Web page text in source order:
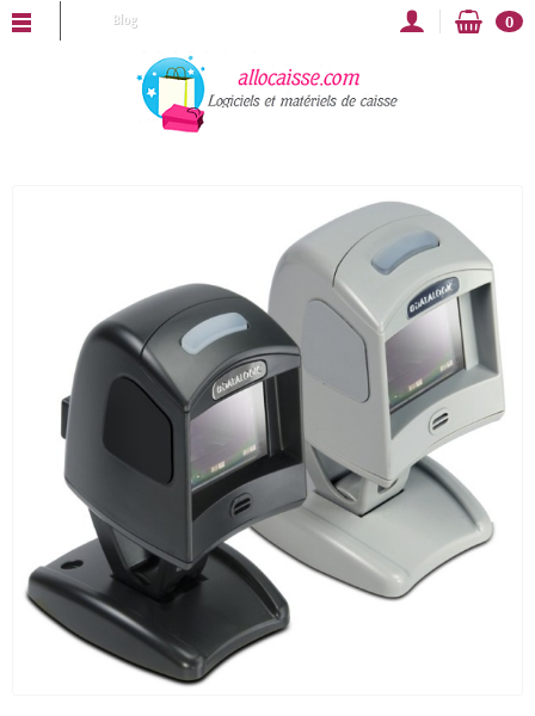
Blog 0
vous souhaite une bonne année 2025 !